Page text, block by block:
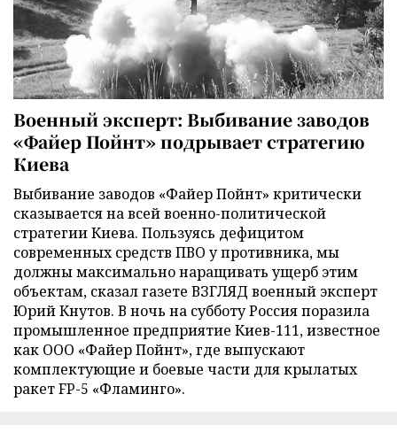
Военный эксперт: Выбивание заводов
«Файер Пойнт» подрывает стратегию
Киева
Выбивание заводов «Файер Пойнт» критически
сказывается на всей военно-политической
стратегии Киева. Пользуясь дефицитом
современных средств ПВО у противника, мы
должны максимально наращивать ущерб этим
объектам, сказал газете ВЗГЛЯД военный эксперт
Юрий Кнутов. В ночь на субботу Россия поразила
промышленное предприятие Киев-111, известное
как ООО «Файер Пойнт», где выпускают
комплектующие и боевые части для крылатых
ракет FP-5 «Фламинго».